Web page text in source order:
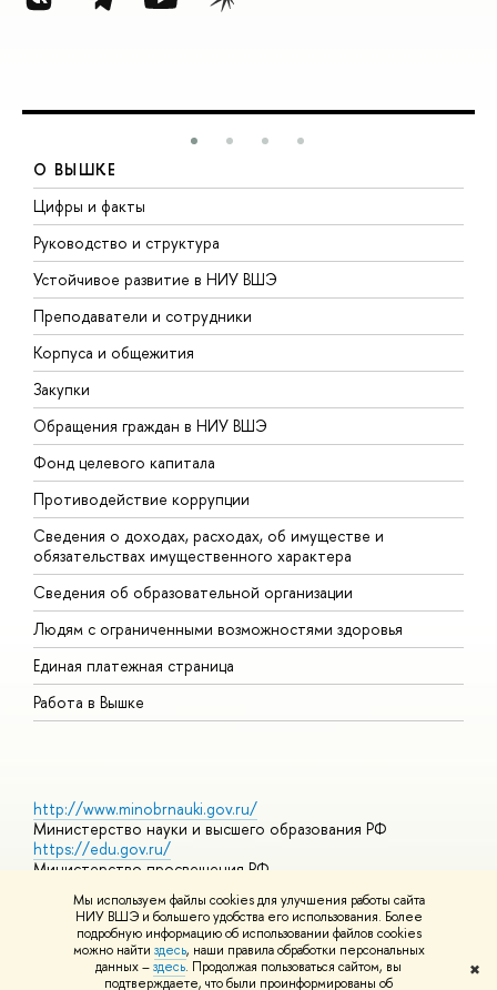
Мы используем файлы cookies для улучшения работы сайта
НИУ ВШЭ и большего удобства его использования. Более
подробную информацию об использовании файлов cookies
можно найти здесь, наши правила обработки персональных
данных –здесь. Продолжая пользоваться сайтом, вы
подтверждаете, что были проинформированы об
✖
О ВЫШКЕ
Цифры и факты
Руководство и структура
Устойчивое развитие в НИУ ВШЭ
Преподаватели и сотрудники
Корпуса и общежития
Закупки
Обращения граждан в НИУ ВШЭ
Фонд целевого капитала
Противодействие коррупции
Сведения о доходах, расходах, об имуществе и
обязательствах имущественного характера
Сведения об образовательной организации
Людям с ограниченными возможностями здоровья
Единая платежная страница
Работа в Вышке
http://www.minobrnauki.gov.ru/
Министерство науки и высшего образования РФ
https://edu.gov.ru/
Министерство просвещения РФ
Массовые открытые онлайн-курсы
© НИУ ВШЭ 1993–2026 Адреса и контактыУсловия